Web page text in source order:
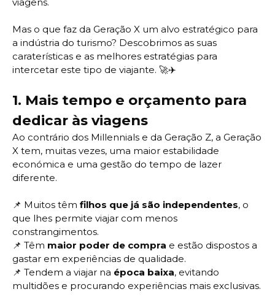
Mas o que faz da Geração X um alvo estratégico para
a indústria do turismo? Descobrimos as suas
caraterísticas e as melhores estratégias para
intercetar este tipo de viajante. 🚀✈️
1. Mais tempo e orçamento para
dedicar às viagens
Ao contrário dos Millennials e da Geração Z, a Geração
X tem, muitas vezes, uma maior estabilidade
económica e uma gestão do tempo de lazer
diferente.
📌 Muitos têm filhos que já são independentes, o
que lhes permite viajar com menos
constrangimentos.
📌 Têm maior poder de compra e estão dispostos a
gastar em experiências de qualidade.
📌 Tendem a viajar na época baixa, evitando
multidões e procurando experiências mais exclusivas.